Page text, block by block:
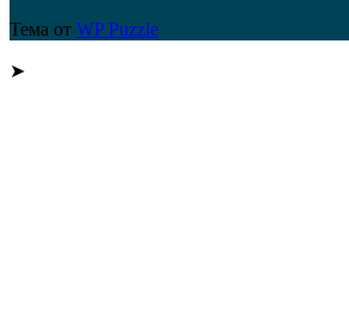
Тема от WP Puzzle
➤